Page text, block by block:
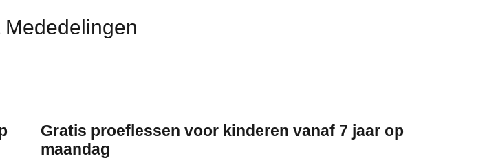
Mededelingen
Gratis proeflessen voor kinderen vanaf 7 jaar op
maandag